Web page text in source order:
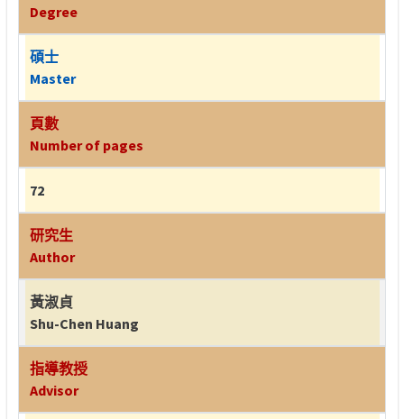
Degree
碩士
Master
頁數
Number of pages
72
研究生
Author
黃淑貞
Shu-Chen Huang
指導教授
Advisor